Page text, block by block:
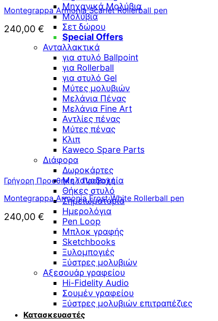
Μηχανικά Μολύβια
Μολύβια
Σετ δώρου
Special Offers
Ανταλλακτικά
για στυλό Ballpoint
για Rollerball
για στυλό Gel
Μύτες μολυβιών
Μελάνια Πένας
Μελάνια Fine Art
Αντλίες πένας
Μύτες πένας
Κλιπ
Kaweco Spare Parts
Διάφορα
Δωροκάρτες
Μελανοδοχεία
Θήκες στυλό
Σημειωματάρια
Ημερολόγια
Pen Loop
Μπλοκ γραφής
Sketchbooks
Ξυλομπογιές
Ξύστρες μολυβιών
Αξεσουάρ γραφείου
Hi-Fidelity Audio
Σουμέν γραφείου
Ξύστρες μολυβιών επιτραπέζιες
Κατασκευαστές
Montegrappa Armonia Scarlet Rollerball pen
240,00 €
Γρήγορη Προσθήκη / Προβολή
Montegrappa Armonia Frost White Rollerball pen
240,00 €